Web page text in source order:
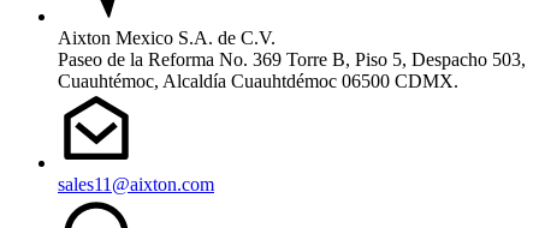
Aixton Mexico S.A. de C.V.
Paseo de la Reforma No. 369 Torre B, Piso 5, Despacho 503,
Cuauhtémoc, Alcaldía Cuauhtdémoc 06500 CDMX.
sales11@aixton.com